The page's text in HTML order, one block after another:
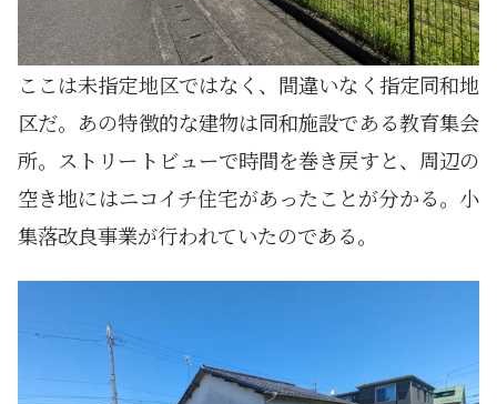
ここは未指定地区ではなく、間違いなく指定同和地
区だ。あの特徴的な建物は同和施設である教育集会
所。ストリートビューで時間を巻き戻すと、周辺の
空き地にはニコイチ住宅があったことが分かる。小
集落改良事業が行われていたのである。